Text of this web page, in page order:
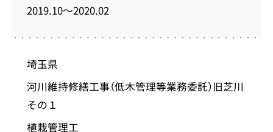
2019.10～2020.02
埼玉県
河川維持修繕工事（低木管理等業務委託）旧芝川
その１
植栽管理工